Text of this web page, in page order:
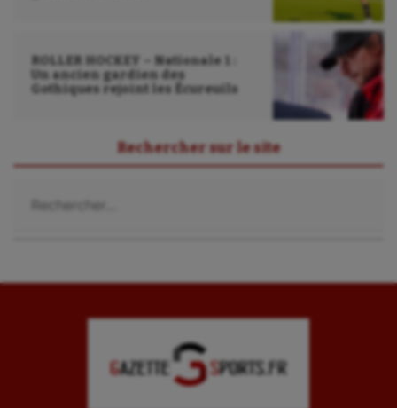
Triathlon
Ultimate frisbee
Voile
Wakeboard
ROLLER HOCKEY – Nationale 1 :
Un ancien gardien des
Gothiques rejoint les Écureuils
Rechercher sur le site